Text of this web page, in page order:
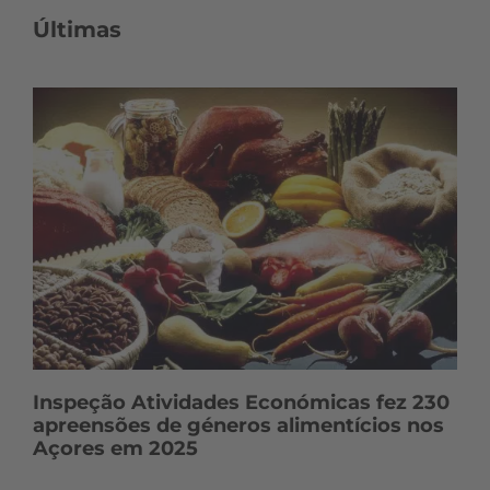
t
ú
d
o
s
Últimas
Inspeção Atividades Económicas fez 230
apreensões de géneros alimentícios nos
Açores em 2025